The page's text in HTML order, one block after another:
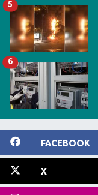
5
6
FACEBOOK
X